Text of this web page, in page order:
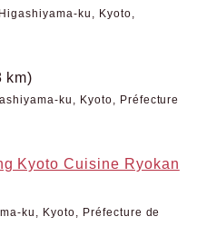
ku, Kyoto,
km)
ku, Kyoto, Préfecture
Kyoto Cuisine Ryokan
ku, Kyoto, Préfecture de